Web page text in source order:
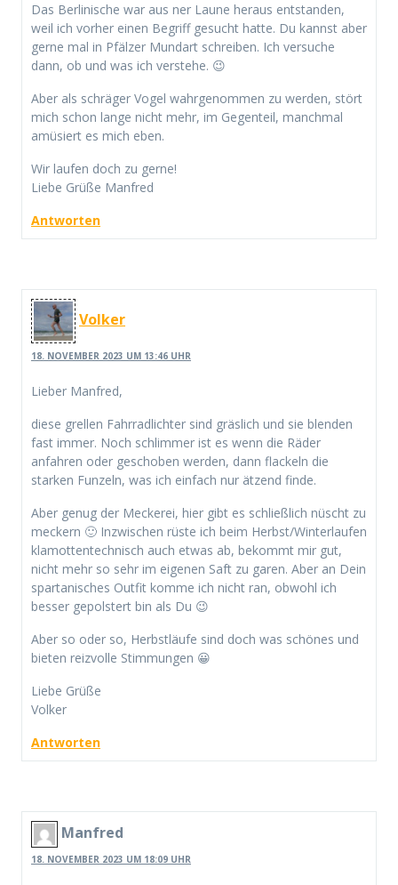
Das Berlinische war aus ner Laune heraus entstanden,
weil ich vorher einen Begriff gesucht hatte. Du kannst aber
gerne mal in Pfälzer Mundart schreiben. Ich versuche
dann, ob und was ich verstehe. 😉
Aber als schräger Vogel wahrgenommen zu werden, stört
mich schon lange nicht mehr, im Gegenteil, manchmal
amüsiert es mich eben.
Wir laufen doch zu gerne!
Liebe Grüße Manfred
Antworten
Volker
18. NOVEMBER 2023 UM 13:46 UHR
Lieber Manfred,
diese grellen Fahrradlichter sind gräslich und sie blenden
fast immer. Noch schlimmer ist es wenn die Räder
anfahren oder geschoben werden, dann flackeln die
starken Funzeln, was ich einfach nur ätzend finde.
Aber genug der Meckerei, hier gibt es schließlich nüscht zu
meckern 🙂 Inzwischen rüste ich beim Herbst/Winterlaufen
klamottentechnisch auch etwas ab, bekommt mir gut,
nicht mehr so sehr im eigenen Saft zu garen. Aber an Dein
spartanisches Outfit komme ich nicht ran, obwohl ich
besser gepolstert bin als Du 😉
Aber so oder so, Herbstläufe sind doch was schönes und
bieten reizvolle Stimmungen 😀
Liebe Grüße
Volker
Antworten
Manfred
18. NOVEMBER 2023 UM 18:09 UHR